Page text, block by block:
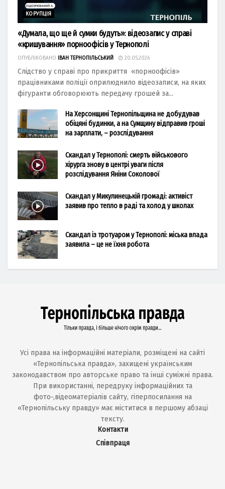
КОРУПЦІЯ
«Думала, що ще й сумки будуть»: відеозапис у справі
«кришування» порноофісів у Тернополі
ОПУБЛІКОВАНО ІВАН ТЕРНОПІЛЬСЬКИЙ 20.05.2026
Слідство у справі про прикриття «порноофісів»
працівниками поліції оприлюднило відеозаписи, на яких
фігуранти обговорюють передачу грошей за...
На Херсонщині Тернопільщина не добудував
обіцяні будинки, а на Сумщину відправив гроші
на зарплати, – розслідування
Скандал у Тернополі: смерть військового
хірурга знову в центрі уваги після
розслідування Яніни Соколової
Скандал у Микулинецькій громаді: активіст
заявив про тепло в раді та холод у школах
Скандал із тротуаром у Тернополі: міська влада
заявила – це не їхня робота
Усі права на інформаційні матеріали, розміщені на сайті
«Тернопільська правда», захищені українським
законодавством про авторське право та інші суміжні права.
При використанні, передруку інформаційних та
фото-,відеоматеріалів сайту, гіперпосилання на
«Тернопільську правду» має міститися в першому абзаці
тексту.
Контакти
Співпраця